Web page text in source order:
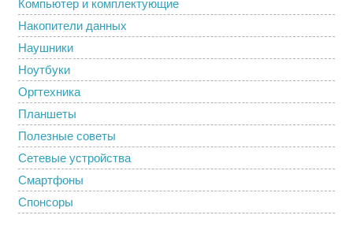
Компьютер и комплектующие
Накопители данных
Наушники
Ноутбуки
Оргтехника
Планшеты
Полезные советы
Сетевые устройства
Смартфоны
Спонсоры